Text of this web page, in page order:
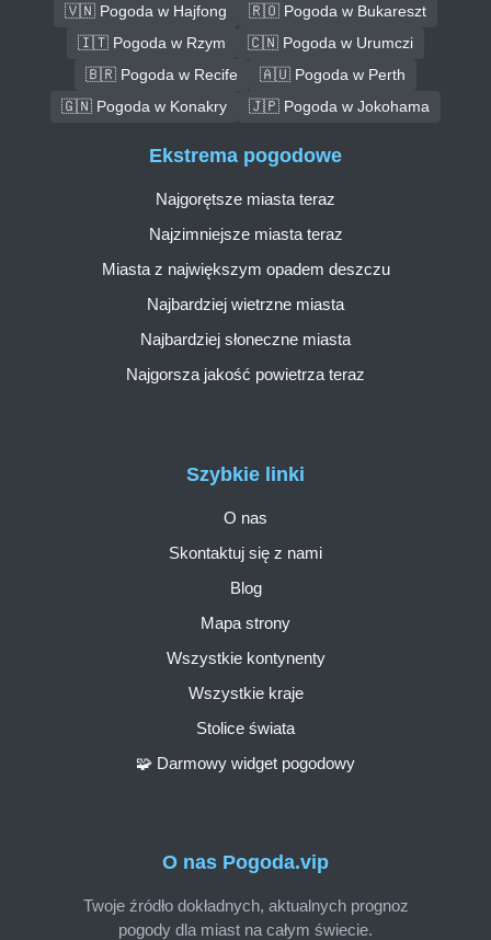
🇻🇳 Pogoda w Hajfong
🇷🇴 Pogoda w Bukareszt
🇮🇹 Pogoda w Rzym
🇨🇳 Pogoda w Urumczi
🇧🇷 Pogoda w Recife
🇦🇺 Pogoda w Perth
🇬🇳 Pogoda w Konakry
🇯🇵 Pogoda w Jokohama
O nas Pogoda.vip
Twoje źródło dokładnych, aktualnych prognoz
pogody dla miast na całym świecie.
Szybkie linki
O nas
Skontaktuj się z nami
Blog
Mapa strony
Wszystkie kontynenty
Wszystkie kraje
Stolice świata
🧩 Darmowy widget pogodowy
Ekstrema pogodowe
Najgorętsze miasta teraz
Najzimniejsze miasta teraz
Miasta z największym opadem deszczu
Najbardziej wietrzne miasta
Najbardziej słoneczne miasta
Najgorsza jakość powietrza teraz